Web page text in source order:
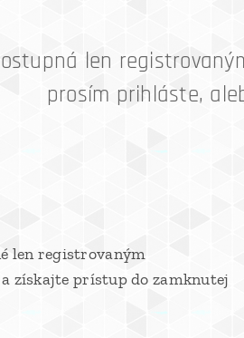
len
prosím prihláste,
len registrovaným
získajte prístup do zamknutej